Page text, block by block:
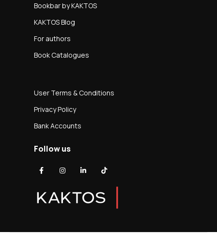
Bookbar by KAKTOS
KAKTOS Blog
For authors
Book Catalogues
User Terms & Conditions
Privacy Policy
Bank Accounts
Follow us